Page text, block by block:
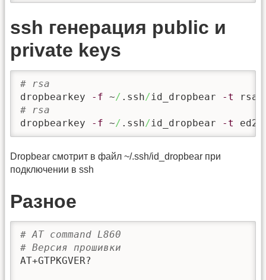
ssh генерация public и
private keys
# rsa
dropbearkey
-f ~/ .ssh/id_dropbear -t rsa
# rsa
dropbearkey
-f ~/ .ssh/id_dropbear -t
Dropbear смотрит в файл ~/.ssh/id_dropbear при
подключении в ssh
Разное
# AT command L860
# Версия прошивки
AT+GTPKGVER?